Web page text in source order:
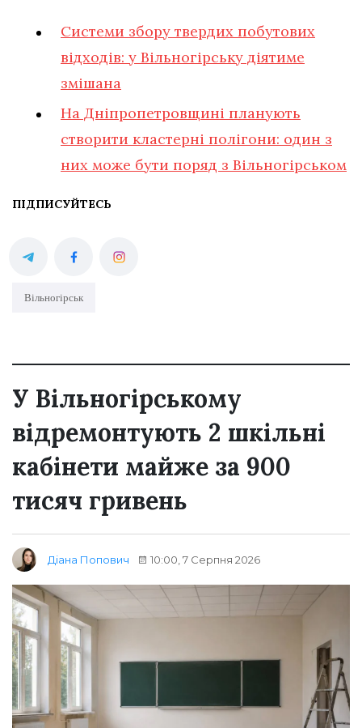
Системи збору твердих побутових
відходів: у Вільногірську діятиме
змішана
На Дніпропетровщині планують
створити кластерні полігони: один з
них може бути поряд з Вільногірськом
ПІДПИСУЙТЕСЬ
Вільногірськ
У Вільногірському
відремонтують 2 шкільні
кабінети майже за 900
тисяч гривень
Діана Попович 10:00, 7 Серпня 2026